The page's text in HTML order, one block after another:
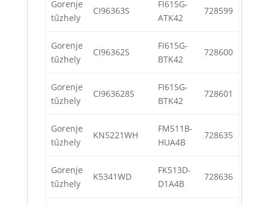
Gorenje
tűzhely
CI96363S
FI615G-
ATK42
728599
Gorenje
tűzhely
CI96362S
FI615G-
BTK42
728600
Gorenje
tűzhely
CI963628S
FI615G-
BTK42
728601
Gorenje
tűzhely
KN5221WH
FM511B-
HUA4B
728635
Gorenje
tűzhely
K5341WD
FK513D-
D1A4B
728636